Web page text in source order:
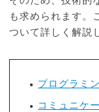
も求められます。
ついて詳しく解説
プログラミ
コミュニケ